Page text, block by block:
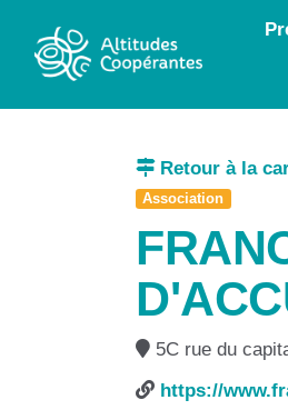
Aller au contenu principal
Retour à la
Association
5C rue du
https://